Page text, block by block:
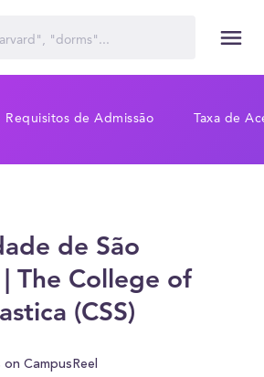
Requisitos de Admissão Taxa de
de São
The College of
(CSS)
CampusReel